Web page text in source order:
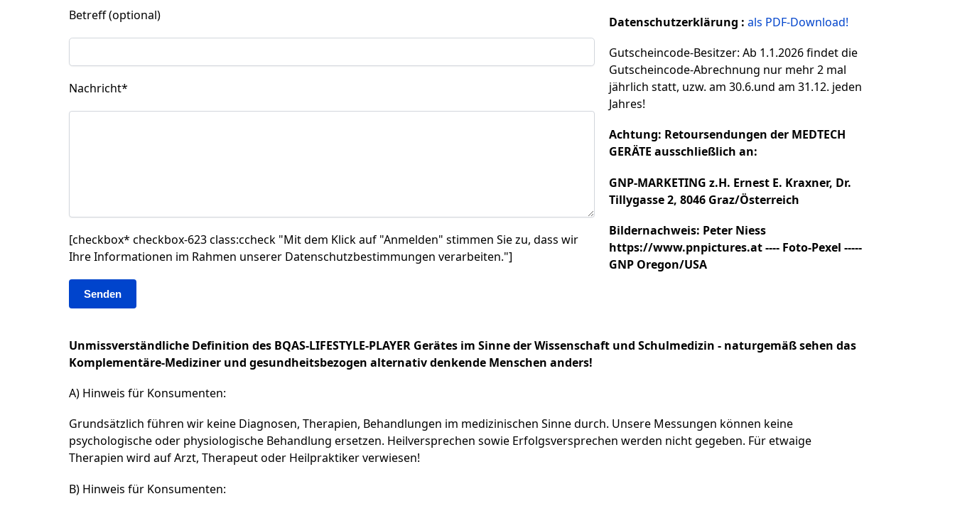
Betreff (optional)
Nachricht*
[checkbox* checkbox-623 class:ccheck "Mit dem Klick auf "Anmelden" stimmen Sie zu, dass wir
Ihre Informationen im Rahmen unserer Datenschutzbestimmungen verarbeiten."]
Datenschutzerklärung : als PDF-Download!
Gutscheincode-Besitzer: Ab 1.1.2026 findet die
Gutscheincode-Abrechnung nur mehr 2 mal
jährlich statt, uzw. am 30.6.und am 31.12. jeden
Jahres!
Achtung: Retoursendungen der MEDTECH
GERÄTE ausschließlich an:
GNP-MARKETING z.H. Ernest E. Kraxner, Dr.
Tillygasse 2, 8046 Graz/Österreich
Bildernachweis: Peter Niess
https://www.pnpictures.at---- Foto-Pexel -----
GNP Oregon/USA
Unmissverständliche Definition des BQAS-LIFESTYLE-PLAYER Gerätes im Sinne der Wissenschaft und Schulmedizin - naturgemäß sehen das
Komplementäre-Mediziner und gesundheitsbezogen alternativ denkende Menschen anders!
A) Hinweis für Konsumenten:
Grundsätzlich führen wir keine Diagnosen, Therapien, Behandlungen im medizinischen Sinne durch. Unsere Messungen können keine
psychologische oder physiologische Behandlung ersetzen. Heilversprechen sowie Erfolgsversprechen werden nicht gegeben. Für etwaige
Therapien wird auf Arzt, Therapeut oder Heilpraktiker verwiesen!
B) Hinweis für Konsumenten: